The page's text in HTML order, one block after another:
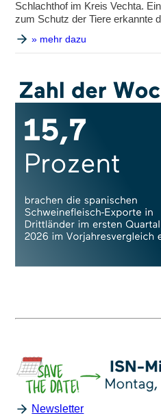
Schlachthof im Kreis Vechta.
zum Schutz der Tiere erkannte
» mehr dazu
Newsletter